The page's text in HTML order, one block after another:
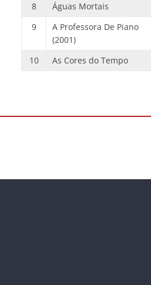
8
Águas Mortais
9
A Professora De Piano
(2001)
10 As Cores do Tempo